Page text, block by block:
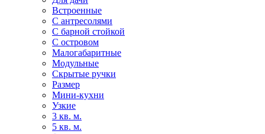
Встроенные
С антресолями
С барной стойкой
С островом
Малогабаритные
Модульные
Скрытые ручки
Размер
Мини-кухни
Узкие
3 кв. м.
5 кв. м.